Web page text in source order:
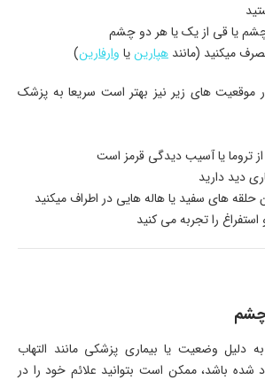
یا قی از یک یا هر دو چشم
میکنید (مانند هپارینیا وارفارین)
موقعیت های زیر نیز بهتر است سریعا به پزشک
تروما یا آسیب دیدگی قرمز است
دید دارید
های سفید یا هاله هایی در اطراف میکنید
را تجربه می کنید
دلیل وضعیت یا بیماری پزشکی مانند التهاب
شده باشد، ممکن است بتوانید علائم خود را در